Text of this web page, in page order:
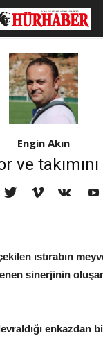
Engin Akın
ve
ıstırabın
sinerjinin
enkazdan